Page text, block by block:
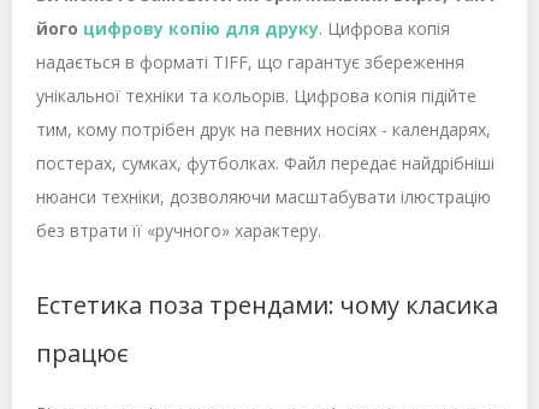
його цифрову копію для друку. Цифрова копія
надається в форматі TIFF, що гарантує збереження
унікальної техніки та кольорів. Цифрова копія підійте
тим, кому потрібен друк на певних носіях - календарях,
постерах, сумках, футболках. Файл передає найдрібніші
нюанси техніки, дозволяючи масштабувати ілюстрацію
без втрати її «ручного» характеру.
Естетика поза трендами: чому класика
працює